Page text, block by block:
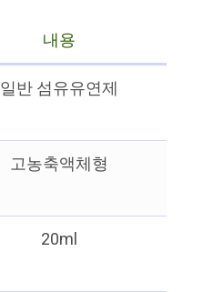
내용
일반 섬유유연제
고농축액체형
20ml